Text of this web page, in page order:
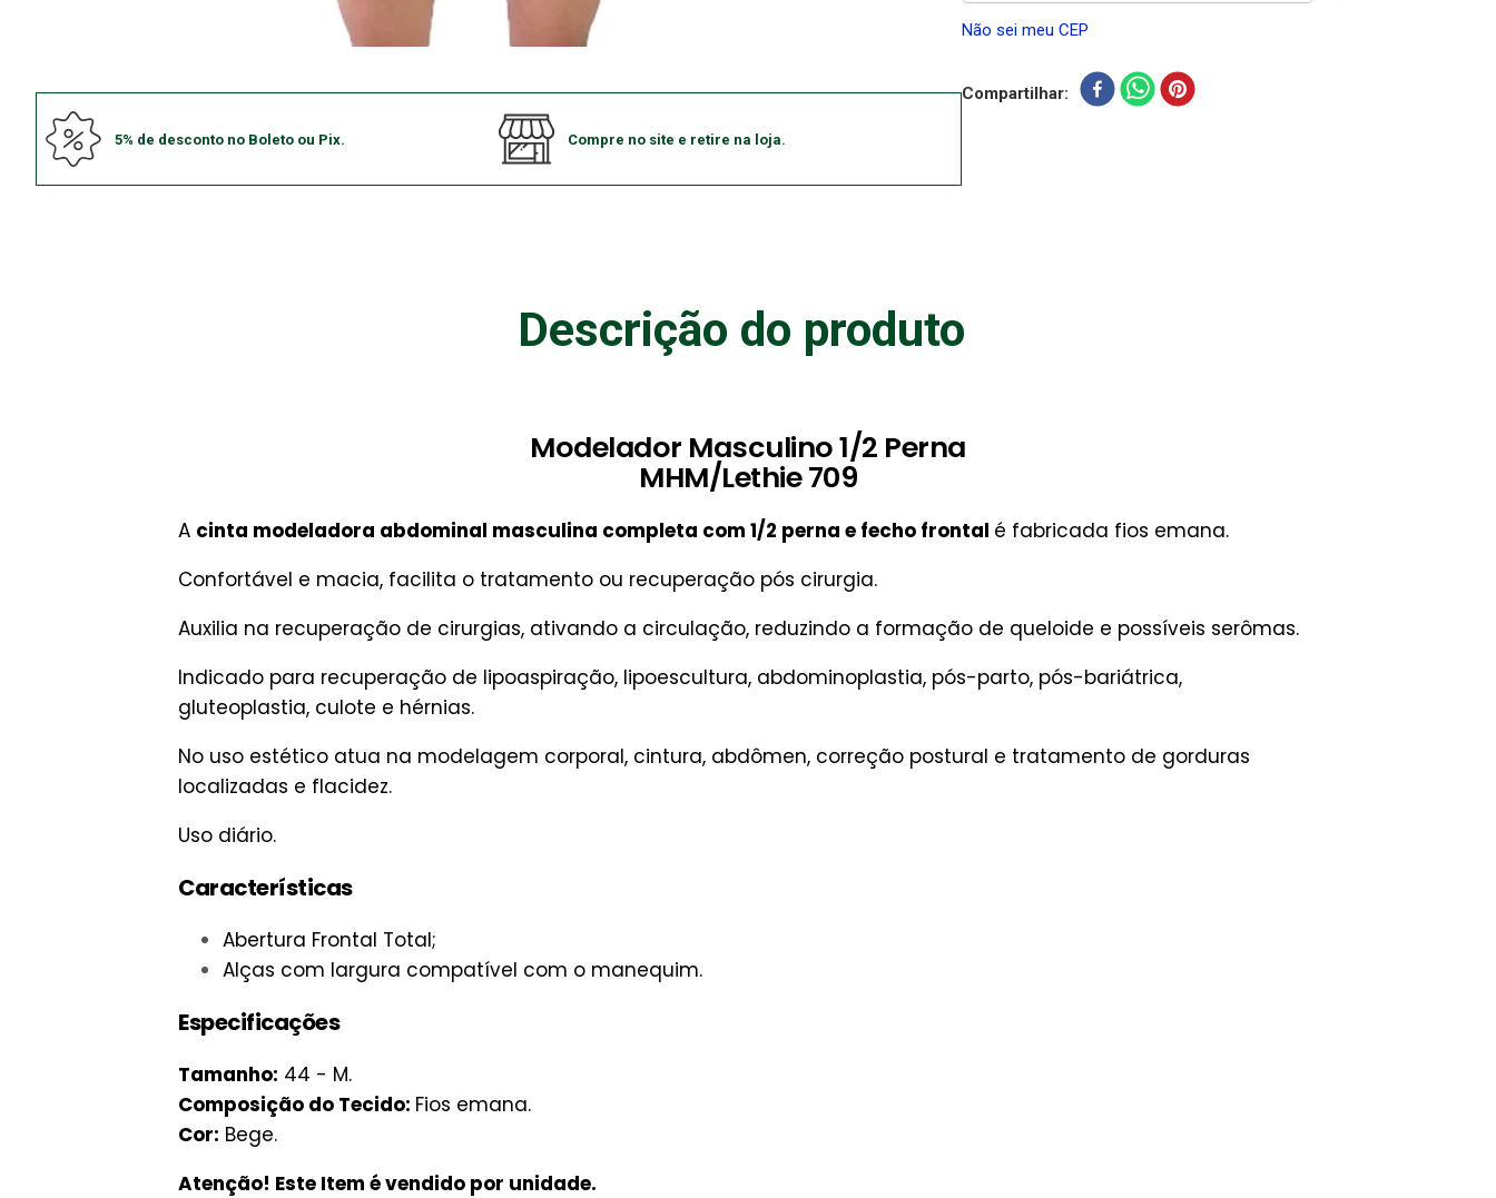
5% de desconto no Boleto ou Pix. Compre no site e retire na loja.
Não sei meu CEP
Compartilhar
Descrição do produto
Modelador Masculino 1/2 Perna
MHM/Lethie 709
A cinta modeladora abdominal masculina completa com 1/2 perna e fecho frontal é fabricada fios emana.
Confortável e macia, facilita o tratamento ou recuperação pós cirurgia.
Auxilia na recuperação de cirurgias, ativando a circulação, reduzindo a formação de queloide e possíveis serômas.
Indicado para recuperação de lipoaspiração, lipoescultura, abdominoplastia, pós-parto, pós-bariátrica,
gluteoplastia, culote e hérnias.
No uso estético atua na modelagem corporal, cintura, abdômen, correção postural e tratamento de gorduras
localizadas e flacidez.
Uso diário.
Características
Abertura Frontal Total;
Alças com largura compatível com o manequim.
Especificações
Tamanho: 44 - M.
Composição do Tecido: Fios emana.
Cor: Bege.
Atenção! Este Item é vendido por unidade.